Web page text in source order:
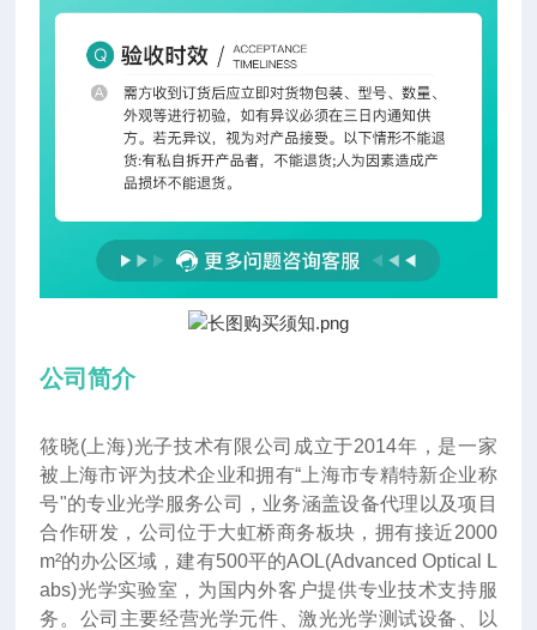
公司简介
筱晓(上海)光子技术有限公司成立于2014年 ， 是一家
被上海市评为技术企业和拥有“上海市专精特新企业称
号"的专业光学服务公司，业务涵盖设备代理以及项目
合作研发，公司位于大虹桥商务板块，拥有接近2000
m²的办公区域，建有500平的AOL(Advanced Optical L
abs)光学实验室，为国内外客户提供专业技术支持服
务。公司主要经营光学元件、激光光学测试设备、以